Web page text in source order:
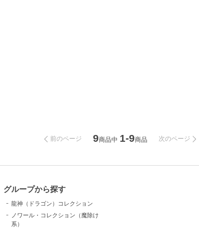
前のページ 9商品中 1-9商品 次のページ
グループから探す
龍神（ドラゴン）コレクション
ノワール・コレクション（魔除け
系）